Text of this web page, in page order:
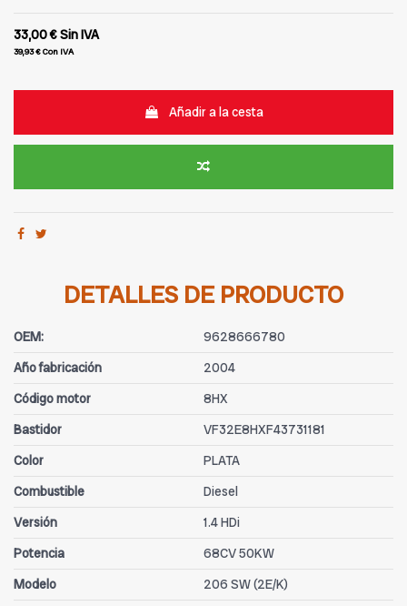
33,00 €Sin IVA
39,93 €Con IVA
Añadir a la cesta
DETALLES DE PRODUCTO
OEM:
9628666780
Año fabricación
2004
Código motor
8HX
Bastidor
VF32E8HXF43731181
Color
PLATA
Combustible
Diesel
Versión
1.4 HDi
Potencia
68CV 50KW
Modelo
206 SW (2E/K)